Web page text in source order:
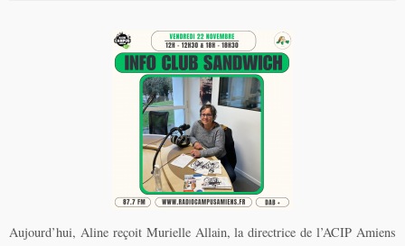
Aujourd’hui, Aline reçoit Murielle Allain, la directrice de l’ACIP Amiens